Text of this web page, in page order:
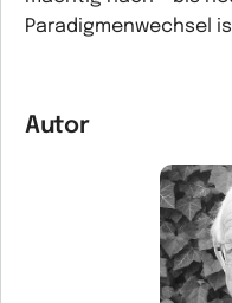
Paradigmenwechsel
Autor